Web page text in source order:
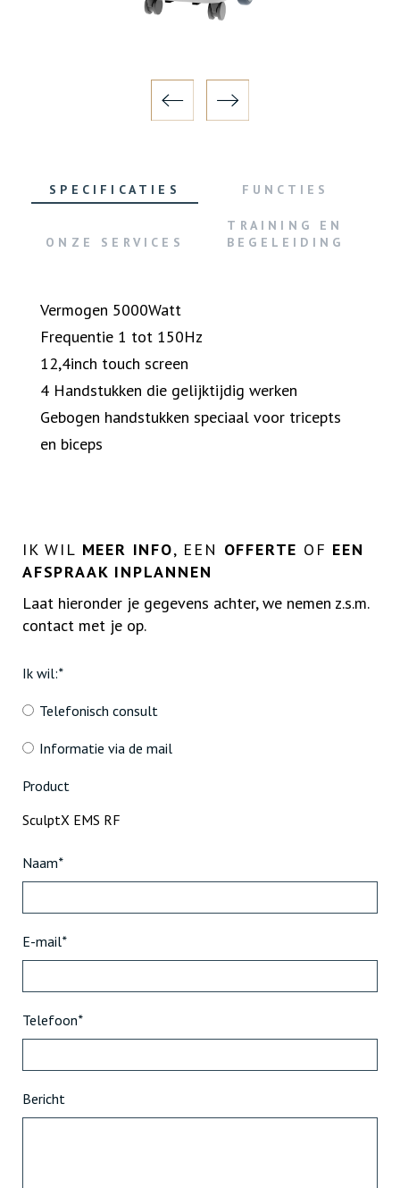
SPECIFICATIES FUNCTIES
ONZE SERVICES
TRAINING EN
BEGELEIDING
Vermogen 5000Watt
Frequentie 1 tot 150Hz
12,4inch touch screen
4 Handstukken die gelijktijdig werken
Gebogen handstukken speciaal voor tricepts
en biceps
IK WIL MEER INFO, EEN OFFERTE OF EEN
AFSPRAAK INPLANNEN
Laat hieronder je gegevens achter, we nemen z.s.m.
contact met je op.
Ik wil:*
Telefonisch consult
Informatie via de mail
Product
Naam*
E-mail*
Telefoon*
Bericht